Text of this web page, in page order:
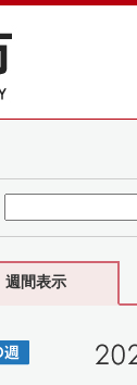
週間表示